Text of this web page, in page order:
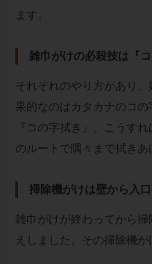
ます。
雑巾がけの必殺技は『コ
それぞれのやり方があり
果的なのはカタカナのコの
『コの字拭き』。こうす
のルートで隅々まで拭きあ
掃除機がけは壁から入
雑巾がけが終わってから
えしました。その掃除機が